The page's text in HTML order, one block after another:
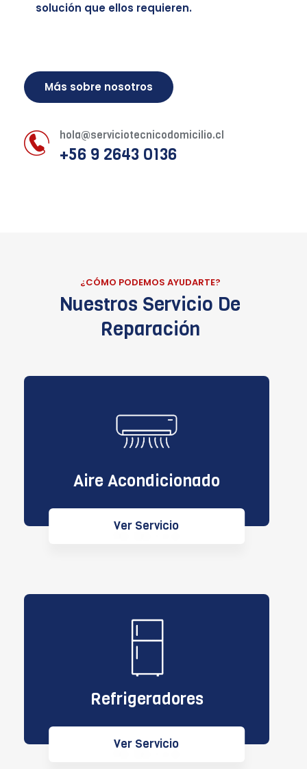
solución que ellos requieren.
Más sobre nosotros
hola@serviciotecnicodomicilio.cl
+56 9 2643 0136
¿CÓMO PODEMOS AYUDARTE?
Nuestros Servicio De
Reparación
Aire Acondicionado
Ver Servicio
Refrigeradores
Ver Servicio